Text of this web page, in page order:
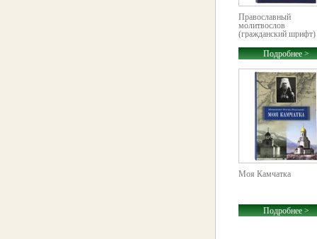
Православный
молитвослов
(гражданский шрифт)
Подробнее >
Моя Камчатка
Подробнее >